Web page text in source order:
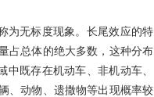
为无标度现象。长尾效应的特
占总体的绝大多数，这种分布
中既存在机动车、非机动车、
、动物、遗撒物等出现概率较